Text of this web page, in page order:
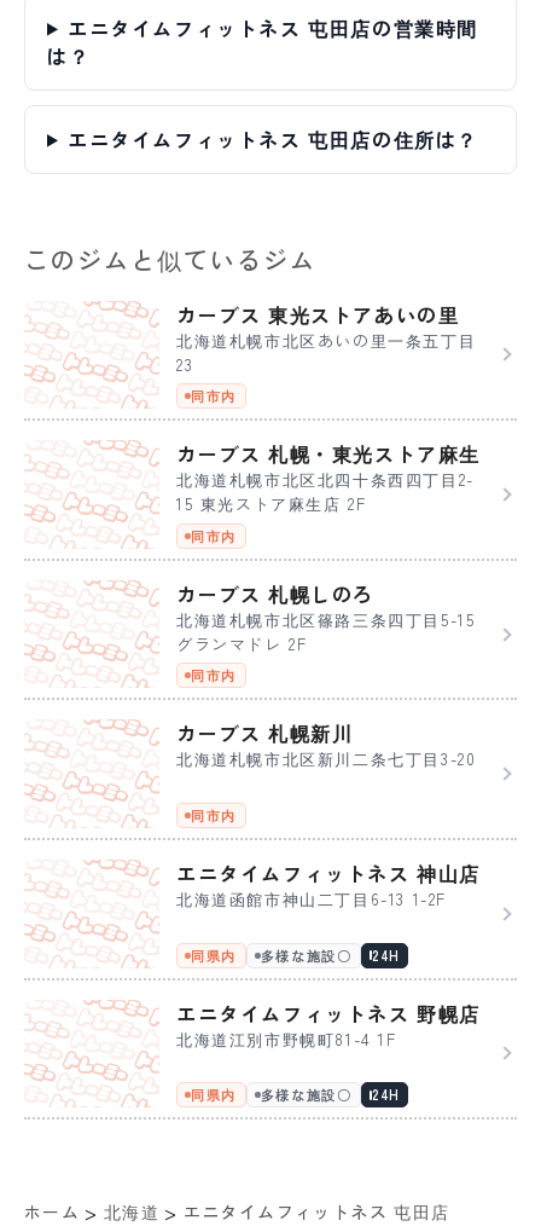
エニタイムフィットネス 屯田店の営業時間
は？
エニタイムフィットネス 屯田店の住所は？
このジムと似ているジム
カーブス 東光ストアあいの里
北海道札幌市北区あいの里一条五丁目
23
同市内
カーブス 札幌・東光ストア麻生
北海道札幌市北区北四十条西四丁目2-
15 東光ストア麻生店 2F
同市内
カーブス 札幌しのろ
北海道札幌市北区篠路三条四丁目5-15
グランマドレ 2F
同市内
カーブス 札幌新川
北海道札幌市北区新川二条七丁目3-20
同市内
エニタイムフィットネス 神山店
北海道函館市神山二丁目6-13 1-2F
同県内 多様な施設〇 24H
エニタイムフィットネス 野幌店
北海道江別市野幌町81-4 1F
同県内 多様な施設〇 24H
ホーム > 北海道 > エニタイムフィットネス 屯田店